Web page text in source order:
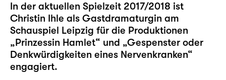
In der aktuellen Spielzeit 2017/2018 ist
Christin Ihle als Gastdramaturgin am
Schauspiel Leipzig für die Produktionen
„Prinzessin Hamlet“ und „Gespenster oder
Denkwürdigkeiten eines Nervenkranken“
engagiert.